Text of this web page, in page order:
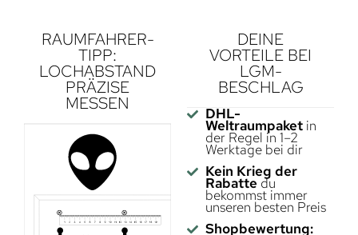
RAUMFAHRER-
TIPP:
LOCHABSTAND
PRÄZISE
MESSEN
DEINE
VORTEILE BEI
LGM-
BESCHLAG
DHL-
Weltraumpaketin
der Regel in 1–2
Werktage bei dir
Kein Krieg der
Rabatte du
bekommst immer
unseren besten Preis
Shopbewertung: